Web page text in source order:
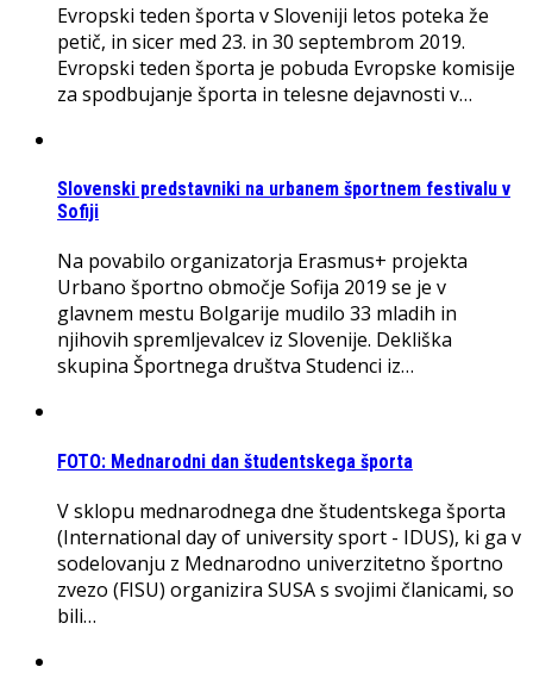
Evropski teden športa v Sloveniji letos poteka že
petič, in sicer med 23. in 30 septembrom 2019.
Evropski teden športa je pobuda Evropske komisije
za spodbujanje športa in telesne dejavnosti v…
Slovenski predstavniki na urbanem športnem festivalu v
Sofiji
Na povabilo organizatorja Erasmus+ projekta
Urbano športno območje Sofija 2019 se je v
glavnem mestu Bolgarije mudilo 33 mladih in
njihovih spremljevalcev iz Slovenije. Dekliška
skupina Športnega društva Studenci iz…
FOTO: Mednarodni dan študentskega športa
V sklopu mednarodnega dne študentskega športa
(International day of university sport - IDUS), ki ga v
sodelovanju z Mednarodno univerzitetno športno
zvezo (FISU) organizira SUSA s svojimi članicami, so
bili…